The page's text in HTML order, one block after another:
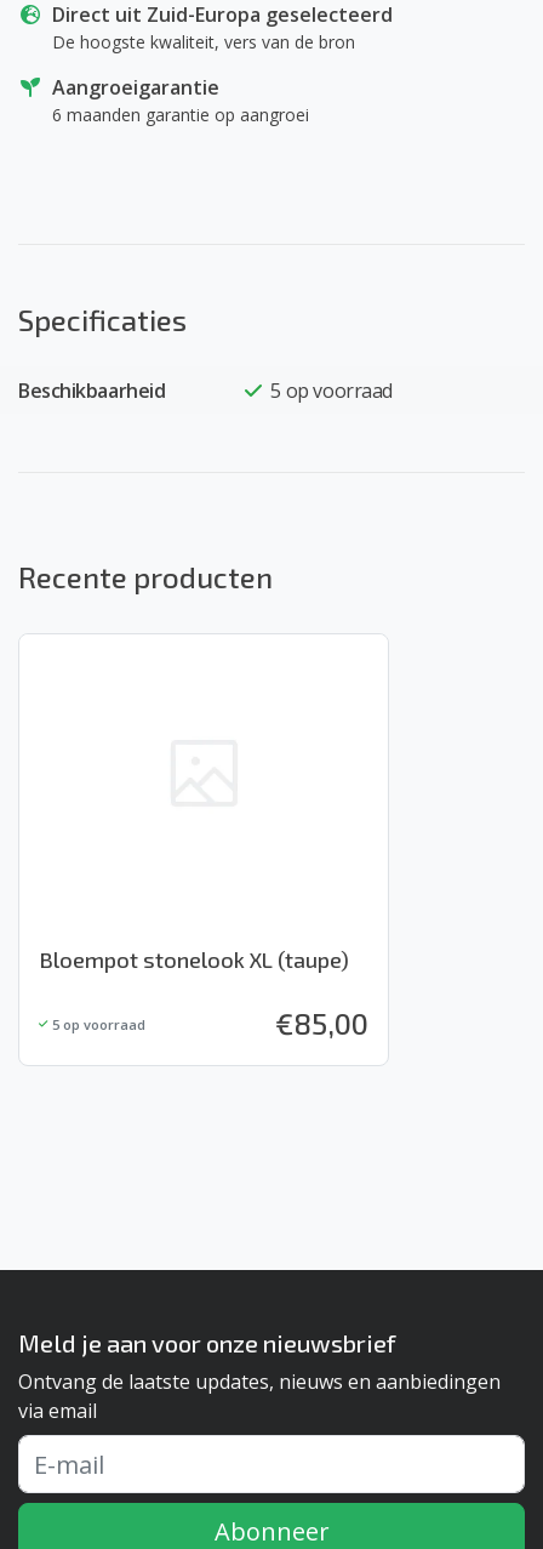
Direct uit Zuid-Europa geselecteerd
De hoogste kwaliteit, vers van de bron
Aangroeigarantie
6 maanden garantie op aangroei
Specificaties
Beschikbaarheid 5 op voorraad
Recente producten
Bloempot stonelook XL (taupe)
5 op voorraad €85,00
Meld je aan voor onze nieuwsbrief
Ontvang de laatste updates, nieuws en aanbiedingen
via email
Abonneer